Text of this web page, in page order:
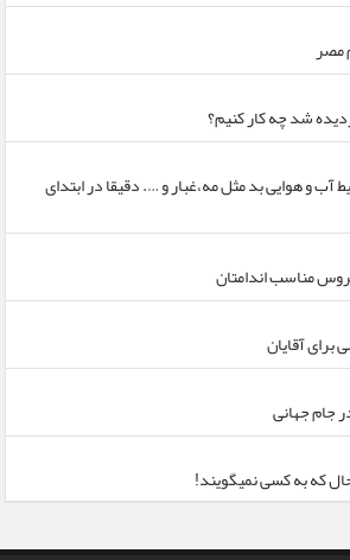
مصر
شد چه کار کنیم؟
آب و هوایی بد مثل مه،غبار و …. دقیقا در ابتدای
مناسب اندامتان
آقایان
جام جهانی
که به کسی نمیگویند!